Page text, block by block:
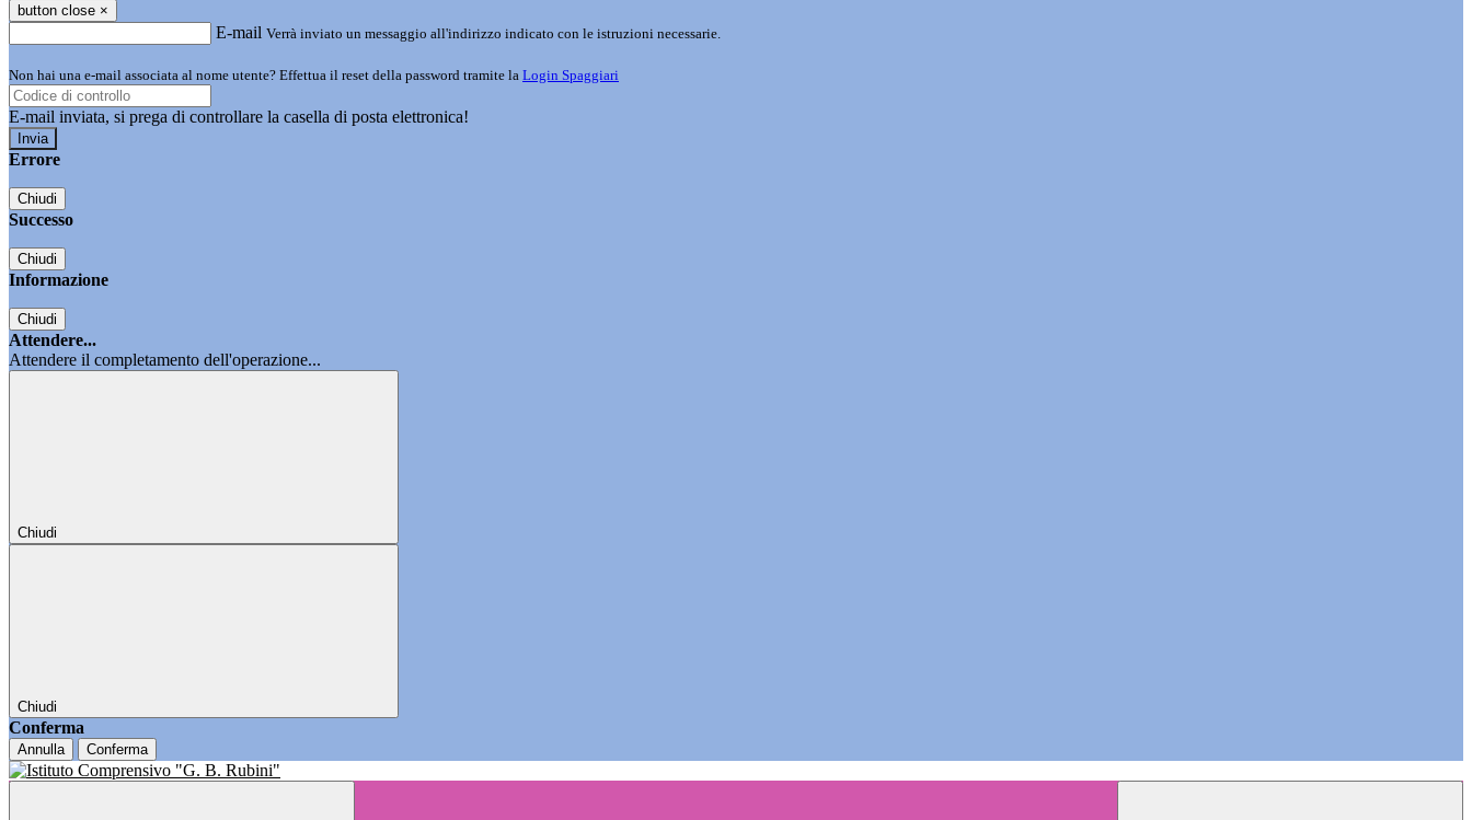
button close ×
E-mail Verrà inviato un messaggio all'indirizzo indicato con le istruzioni necessarie.
Non hai una e-mail associata al nome utente? Effettua il reset della password tramite la Login Spaggiari
E-mail inviata, si prega di controllare la casella di posta elettronica!
Errore
Chiudi
Successo
Chiudi
Informazione
Chiudi
Attendere...
Attendere il completamento dell'operazione...
Chiudi
Chiudi
Conferma
Annulla Conferma